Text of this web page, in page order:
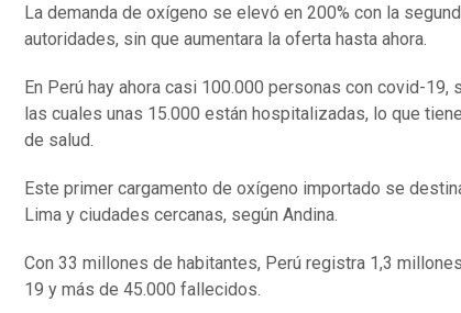
La demanda de oxígeno se elevó en 200% con la
autoridades, sin que aumentara la oferta hasta ahora.
En Perú hay ahora casi 100.000 personas con covid-19,
las cuales unas 15.000 están hospitalizadas, lo que
de salud.
Este primer cargamento de oxígeno importado se
Lima y ciudades cercanas, según Andina.
Con 33 millones de habitantes, Perú registra 1,3
19 y más de 45.000 fallecidos.